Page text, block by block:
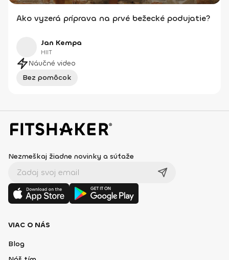
Ako vyzerá príprava na prvé bežecké podujatie?
Jan Kempa
HIIT
Náučné video
Bez pomôcok
Nezmeškaj žiadne novinky a súťaže
VIAC O NÁS
Blog